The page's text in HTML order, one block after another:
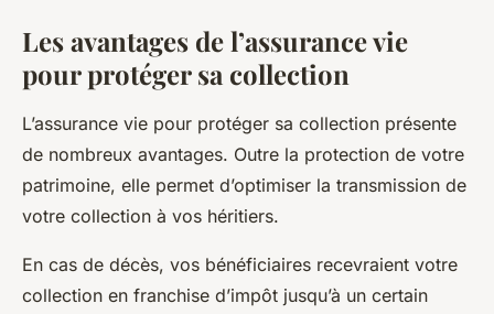
Les avantages de l’assurance vie
pour protéger sa collection
L’assurance vie pour protéger sa collection présente
de nombreux avantages. Outre la protection de votre
patrimoine, elle permet d’optimiser la transmission de
votre collection à vos héritiers.
En cas de décès, vos bénéficiaires recevraient votre
collection en franchise d’impôt jusqu’à un certain